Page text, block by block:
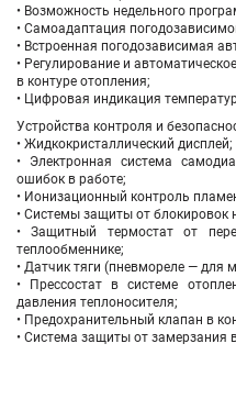
• Возможность недельного
• Самоадаптация
• Встроенная погодозависимая
• Регулирование и
в контуре отопления;
• Цифровая индикация
Устройства контроля и
• Жидкокристаллический дисплей;
• Электронная система
ошибок в работе;
• Ионизационный контроль
• Системы защиты от блокировок
• Защитный термостат от
теплообменнике;
• Датчик тяги (пневмореле — для
• Прессостат в системе
давления теплоносителя;
• Предохранительный клапан в
• Система защиты от замерзания